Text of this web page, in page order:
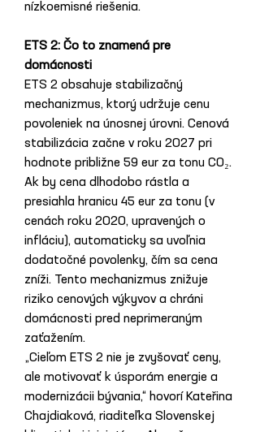
nízkoemisné riešenia.
ETS 2: Čo to znamená pre
domácnosti
ETS 2 obsahuje stabilizačný
mechanizmus, ktorý udržuje cenu
povoleniek na únosnej úrovni. Cenová
stabilizácia začne v roku 2027 pri
hodnote približne 59 eur za tonu CO₂.
Ak by cena dlhodobo rástla a
presiahla hranicu 45 eur za tonu (v
cenách roku 2020, upravených o
infláciu), automaticky sa uvoľnia
dodatočné povolenky, čím sa cena
zníži. Tento mechanizmus znižuje
riziko cenových výkyvov a chráni
domácnosti pred neprimeraným
zaťažením.
„Cieľom ETS 2 nie je zvyšovať ceny,
ale motivovať k úsporám energie a
modernizácii bývania,“ hovorí Kateřina
Chajdiaková, riaditeľka Slovenskej